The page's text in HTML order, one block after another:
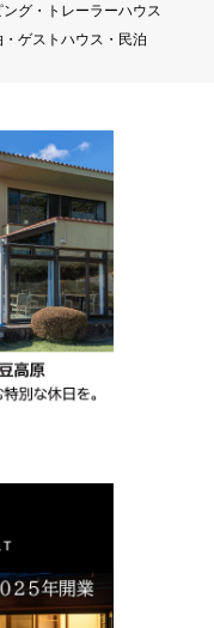
ング・トレーラーハウス
ゲストハウス・民泊